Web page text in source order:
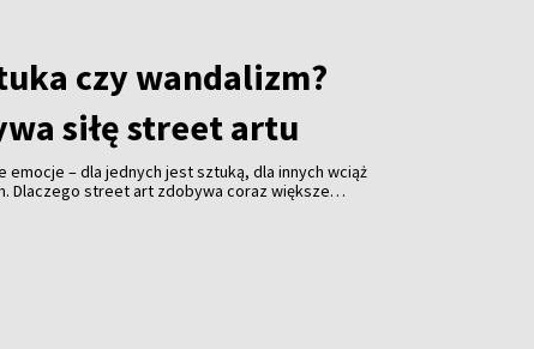
czy wandalizm?
siłę street artu
emocje – dla jednych jest sztuką, dla innych wciąż
Dlaczego street art zdobywa coraz większe